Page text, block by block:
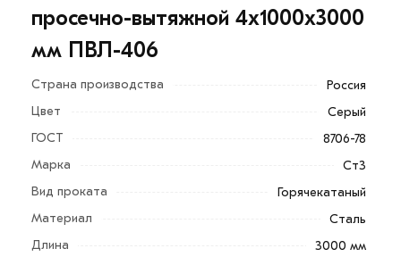
просечно-вытяжной 4х1000х3000
мм ПВЛ-406
Страна производства
Россия
Цвет
Серый
ГОСТ
8706-78
Марка
Ст3
Вид проката
Горячекатаный
Материал
Сталь
Длина
3000 мм